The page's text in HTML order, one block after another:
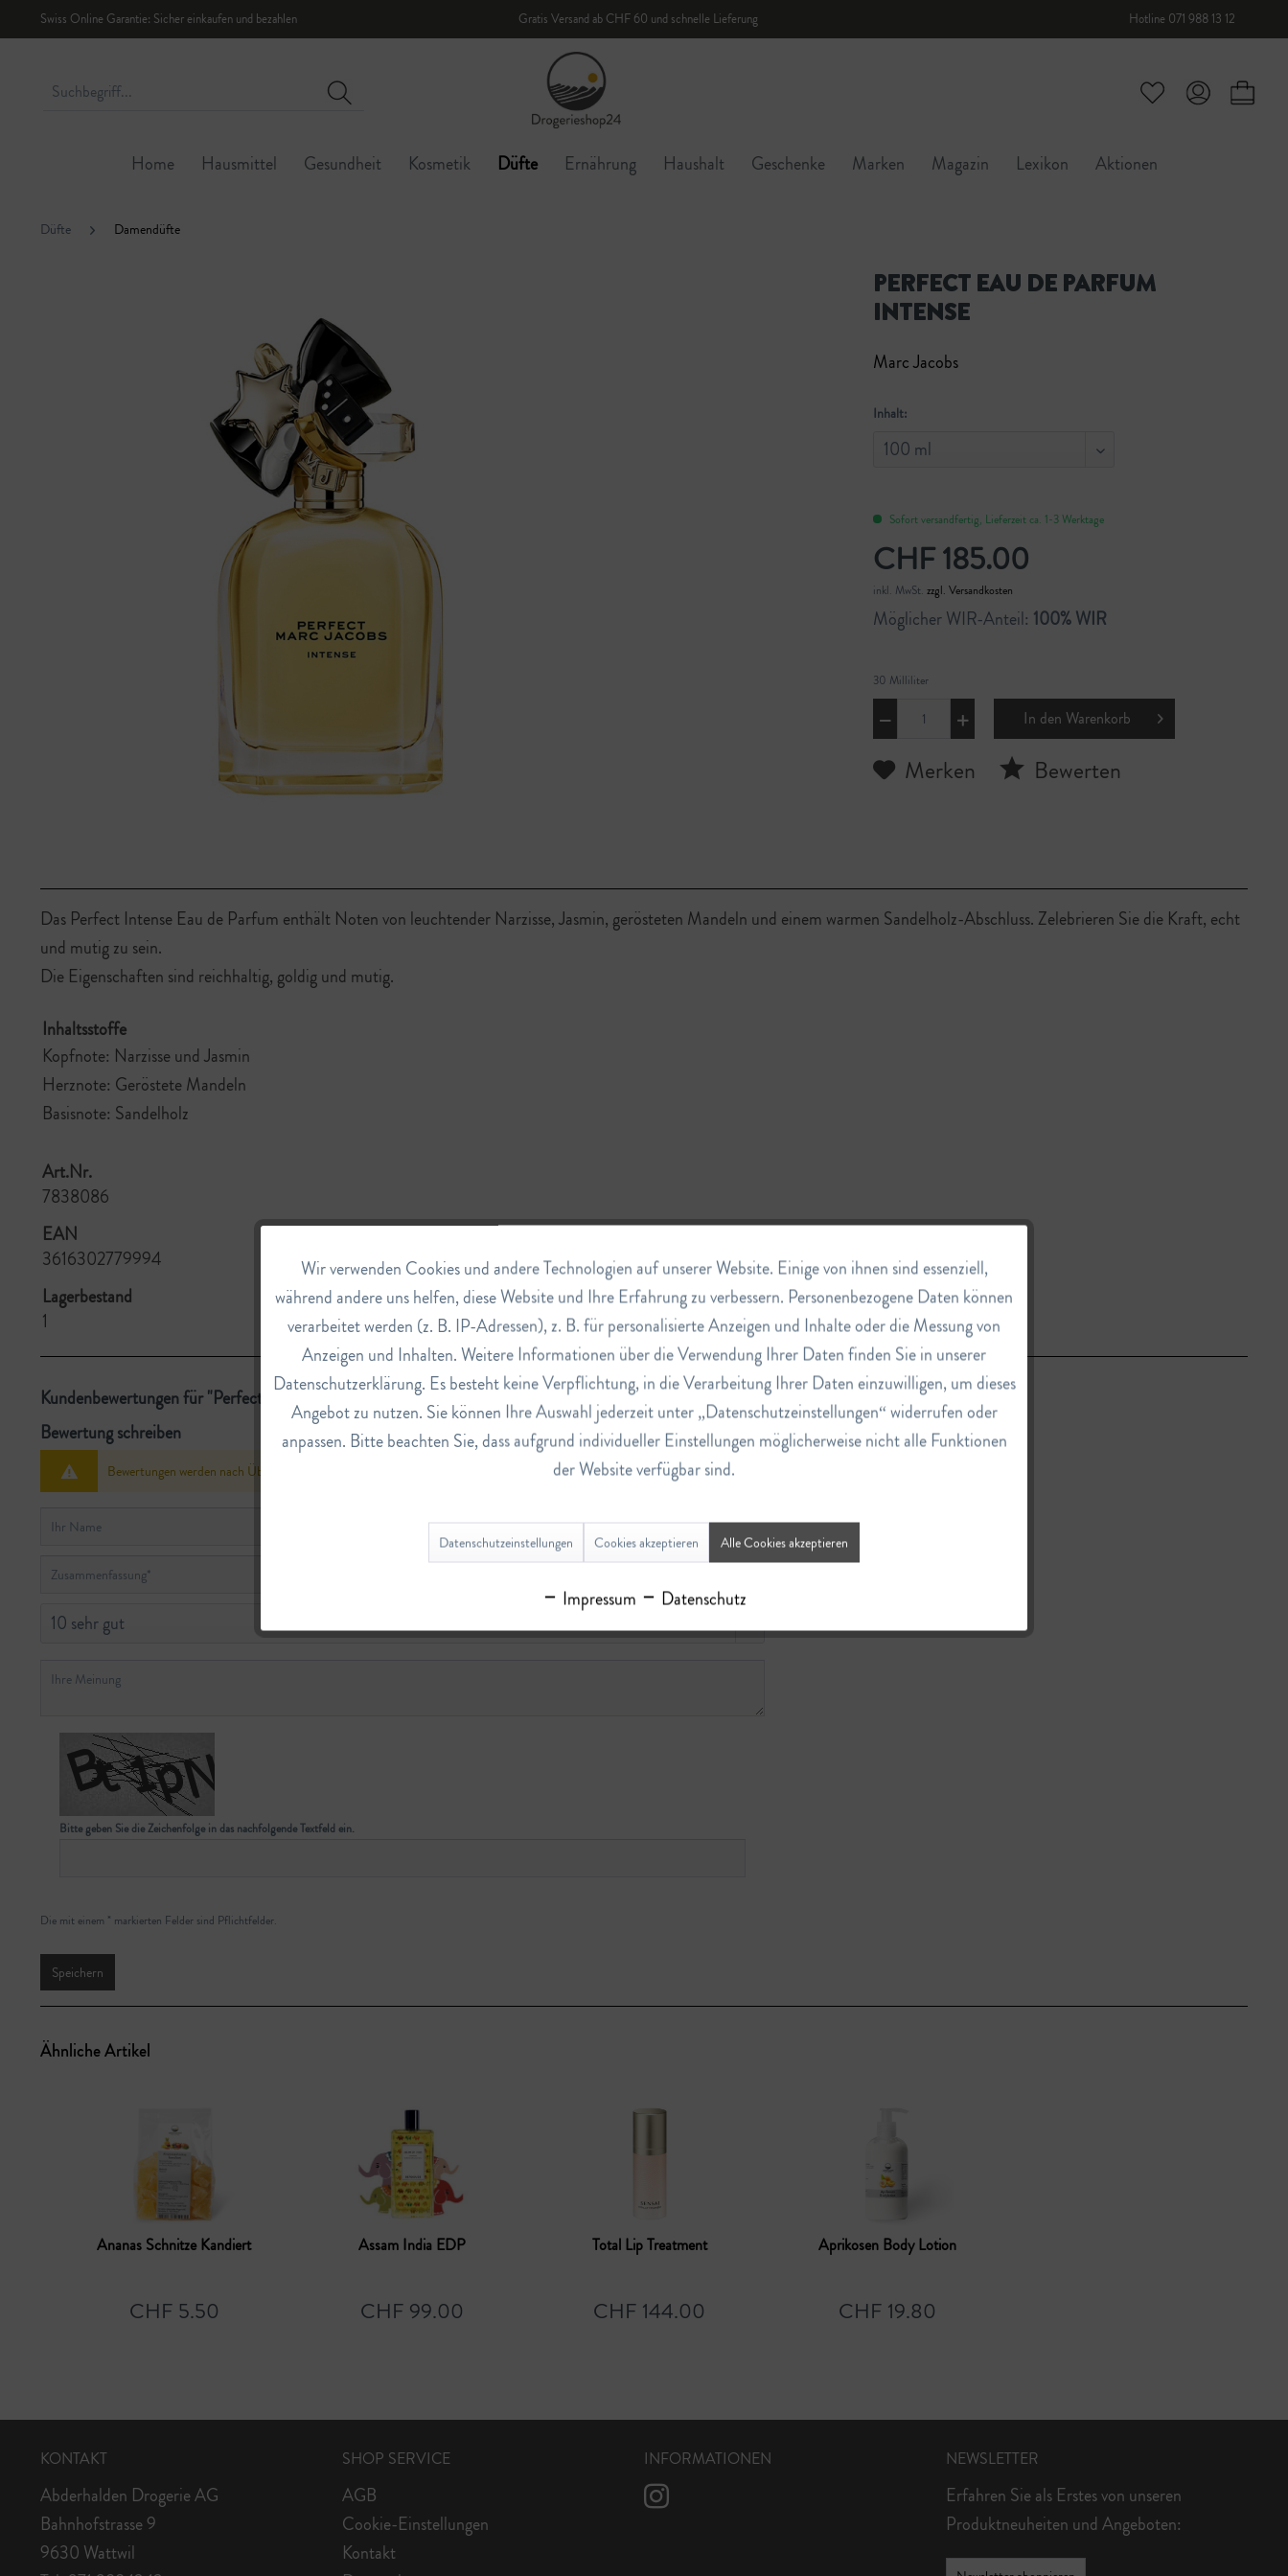
Swiss Online Garantie: Sicher einkaufen und bezahlen Gratis Versand ab CHF 60 und schnelle Lieferung Hotline 071 988 13 12
Home Hausmittel Gesundheit Kosmetik Düfte Ernährung Haushalt Geschenke Marken Magazin Lexikon Aktionen
Düfte Damendüfte
PERFECT EAU DE PARFUM
INTENSE
Marc Jacobs
Inhalt:
Sofort versandfertig, Lieferzeit ca. 1-3 Werktage
CHF 185.00
inkl. MwSt.zzgl. Versandkosten
Möglicher WIR-Anteil: 100% WIR
30 Milliliter
In den Warenkorb
Merken Bewerten
Das Perfect Intense Eau de Parfum enthält Noten von leuchtender Narzisse, Jasmin, gerösteten Mandeln und einem warmen Sandelholz-Abschluss. Zelebrieren Sie die Kraft, echt
und mutig zu sein.
Die Eigenschaften sind reichhaltig, goldig und mutig.
Inhaltsstoffe
Kopfnote: Narzisse und Jasmin
Herznote: Geröstete Mandeln
Basisnote: Sandelholz
Art.Nr.
7838086
EAN
3616302779994
Lagerbestand
1
Kundenbewertungen für "Perfect Eau de Parfum Intense"
Bewertung schreiben
Bewertungen werden nach Überprüfung freigeschaltet.
Bitte geben Sie die Zeichenfolge in das nachfolgende Textfeld ein.
Die mit einem * markierten Felder sind Pflichtfelder.
Speichern
Ähnliche Artikel
Ananas Schnitze Kandiert
CHF 5.50
Assam India EDP
CHF 99.00
Total Lip Treatment
CHF 144.00
Aprikosen Body Lotion
CHF 19.80
KONTAKT
Abderhalden Drogerie AG
Bahnhofstrasse 9
9630 Wattwil
SHOP SERVICE
AGB
Cookie-Einstellungen
Kontakt
INFORMATIONEN NEWSLETTER
Erfahren Sie als Erstes von unseren
Produktneuheiten und Angeboten:
Funktionale Aktiv
Marketing Inaktiv
Tracking Inaktiv
Service Inaktiv
Wir verwenden Cookies und andere Technologien auf unserer Website. Einige von ihnen sind essenziell,
während andere uns helfen, diese Website und Ihre Erfahrung zu verbessern. Personenbezogene Daten können
verarbeitet werden (z. B. IP-Adressen), z. B. für personalisierte Anzeigen und Inhalte oder die Messung von
Anzeigen und Inhalten. Weitere Informationen über die Verwendung Ihrer Daten finden Sie in unserer
Datenschutzerklärung. Es besteht keine Verpflichtung, in die Verarbeitung Ihrer Daten einzuwilligen, um dieses
Angebot zu nutzen. Sie können Ihre Auswahl jederzeit unter „Datenschutzeinstellungen“ widerrufen oder
anpassen. Bitte beachten Sie, dass aufgrund individueller Einstellungen möglicherweise nicht alle Funktionen
der Website verfügbar sind.
Datenschutzeinstellungen Cookies akzeptieren Alle Cookies akzeptieren
Impressum Datenschutz